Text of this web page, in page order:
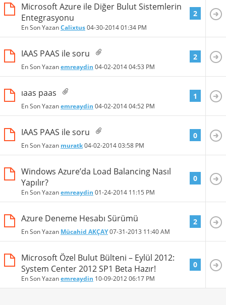
Microsoft Azure ile Diğer Bulut Sistemlerin
Entegrasyonu
En Son YazanCalixtus04-30-201401:34 PM
2
IAAS PAAS ile soru
En Son Yazanemreaydin 04-02-201404:53 PM
2
ıaas paas
En Son Yazanemreaydin 04-02-201404:52 PM
1
IAAS PAAS ile soru
En Son Yazan muratk04-02-201403:58 PM
0
Windows Azure’da Load Balancing Nasıl
Yapılır?
En Son Yazanemreaydin 01-24-2014 11:15 PM
0
Azure Deneme Hesabı Sürümü
En Son Yazan Mücahid AKÇAY07-31-2013 11:40 AM
2
Microsoft Özel Bulut Bülteni – Eylül 2012:
System Center 2012 SP1 Beta Hazır!
En Son Yazanemreaydin 10-09-201206:17 PM
0